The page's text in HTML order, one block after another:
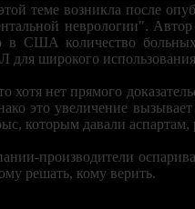
теме возникла после
неврологии".
в США количество
широкого использования
хотя нет прямого
это увеличение
которым давали
производители
решать, кому верить.